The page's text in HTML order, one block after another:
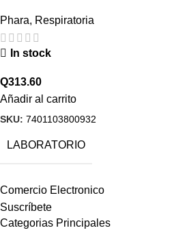
Phara, Respiratoria
In stock
Q313.60
Añadir al carrito
SKU: 7401103800932
LABORATORIO
Comercio Electronico
Suscríbete
Categorias Principales